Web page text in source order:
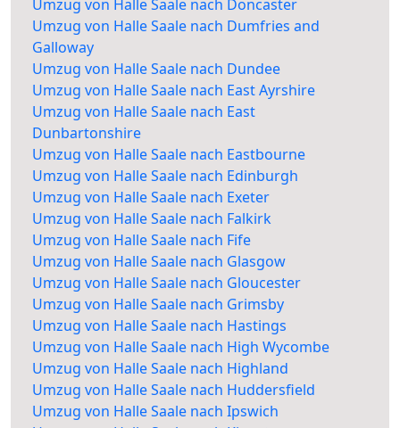
Umzug von Halle Saale nach Doncaster
Umzug von Halle Saale nach Dumfries and
Galloway
Umzug von Halle Saale nach Dundee
Umzug von Halle Saale nach East Ayrshire
Umzug von Halle Saale nach East
Dunbartonshire
Umzug von Halle Saale nach Eastbourne
Umzug von Halle Saale nach Edinburgh
Umzug von Halle Saale nach Exeter
Umzug von Halle Saale nach Falkirk
Umzug von Halle Saale nach Fife
Umzug von Halle Saale nach Glasgow
Umzug von Halle Saale nach Gloucester
Umzug von Halle Saale nach Grimsby
Umzug von Halle Saale nach Hastings
Umzug von Halle Saale nach High Wycombe
Umzug von Halle Saale nach Highland
Umzug von Halle Saale nach Huddersfield
Umzug von Halle Saale nach Ipswich